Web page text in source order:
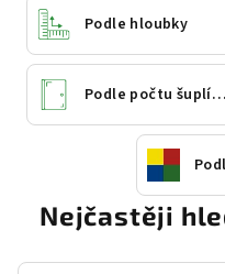
Podle hloubky
Podle počtu šuplíků
Nejčastěji